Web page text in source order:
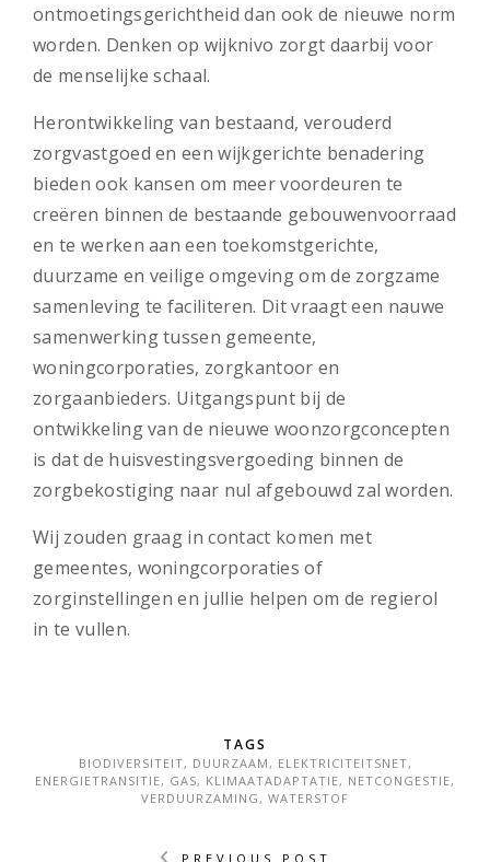
ontmoetingsgerichtheid dan ook de nieuwe norm
worden. Denken op wijknivo zorgt daarbij voor
de menselijke schaal.
Herontwikkeling van bestaand, verouderd
zorgvastgoed en een wijkgerichte benadering
bieden ook kansen om meer voordeuren te
creëren binnen de bestaande gebouwenvoorraad
en te werken aan een toekomstgerichte,
duurzame en veilige omgeving om de zorgzame
samenleving te faciliteren. Dit vraagt een nauwe
samenwerking tussen gemeente,
woningcorporaties, zorgkantoor en
zorgaanbieders. Uitgangspunt bij de
ontwikkeling van de nieuwe woonzorgconcepten
is dat de huisvestingsvergoeding binnen de
zorgbekostiging naar nul afgebouwd zal worden.
Wij zouden graag in contact komen met
gemeentes, woningcorporaties of
zorginstellingen en jullie helpen om de regierol
in te vullen.
TAGS
BIODIVERSITEIT, DUURZAAM, ELEKTRICITEITSNET,
ENERGIETRANSITIE, GAS, KLIMAATADAPTATIE, NETCONGESTIE,
VERDUURZAMING, WATERSTOF
PREVIOUS POST